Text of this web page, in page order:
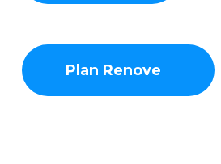
Plan Renove